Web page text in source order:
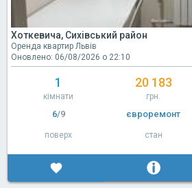
Хоткевича, Сихівський район
Оренда квартир Львів
Оновлено: 06/08/2026 о 22:10
1
кімнати
20 183
грн.
6/9
поверх
євроремонт
стан